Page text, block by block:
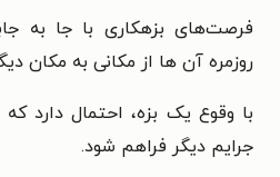
فرصت‌های بزهکاری با جا به
روزمره آن ها از مکانی به مکان
با وقوع یک بزه، احتمال دارد
جرایم دیگر فراهم شود.